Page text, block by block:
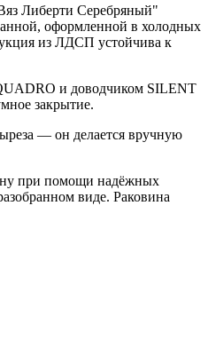
Либерти Серебряный"
оформленной в холодных
из ЛДСП устойчива к
и доводчиком SILENT
закрытие.
— он делается вручную
при помощи надёжных
виде. Раковина